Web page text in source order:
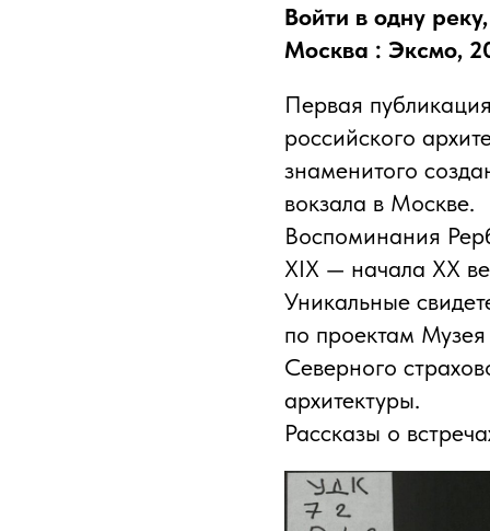
Войти в одну
Москва : Эксмо,
Первая
российского
знаменитого
вокзала в Москве.
Воспоминания
XIX — начала XX
Уникальные
по проектам
Северного
архитектуры.
Рассказы о